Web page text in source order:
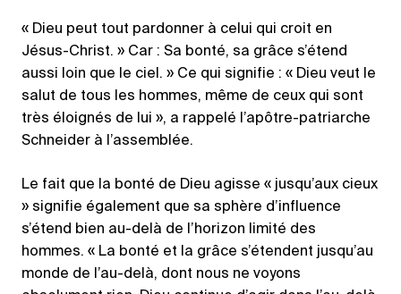
« Dieu peut tout pardonner à celui qui croit en
Jésus-Christ. » Car : Sa bonté, sa grâce s’étend
aussi loin que le ciel. » Ce qui signifie : « Dieu veut le
salut de tous les hommes, même de ceux qui sont
très éloignés de lui », a rappelé l’apôtre-patriarche
Schneider à l’assemblée.
Le fait que la bonté de Dieu agisse « jusqu’aux cieux
» signifie également que sa sphère d’influence
s’étend bien au-delà de l’horizon limité des
hommes. « La bonté et la grâce s’étendent jusqu’au
monde de l’au-delà, dont nous ne voyons